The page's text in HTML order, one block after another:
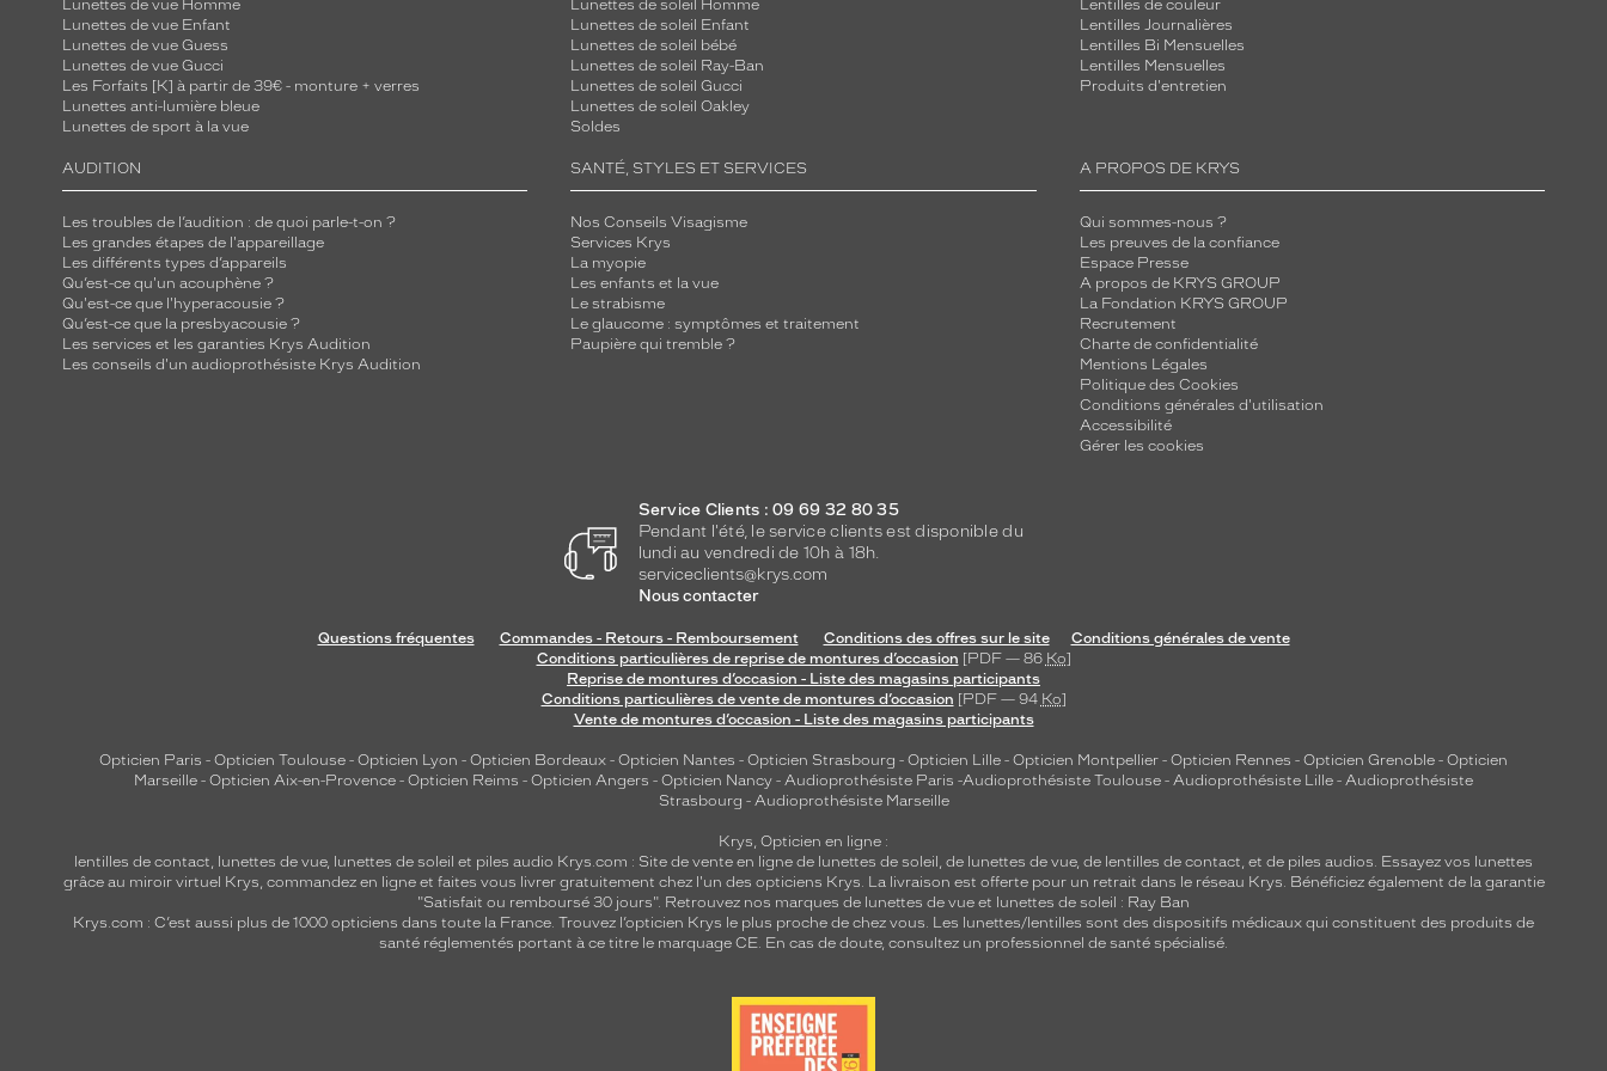
Lunettes de vue Homme
Lunettes de vue Enfant
Lunettes de vue Guess
Lunettes de vue Gucci
Les Forfaits [K] à partir de 39€ - monture + verres
Lunettes anti-lumière bleue
Lunettes de sport à la vue
Lunettes de soleil Homme
Lunettes de soleil Enfant
Lunettes de soleil bébé
Lunettes de soleil Ray-Ban
Lunettes de soleil Gucci
Lunettes de soleil Oakley
Soldes
Lentilles de couleur
Lentilles Journalières
Lentilles Bi Mensuelles
Lentilles Mensuelles
Produits d'entretien
AUDITION
Les troubles de l’audition : de quoi parle-t-on ?
Les grandes étapes de l'appareillage
Les différents types d’appareils
Qu’est-ce qu'un acouphène ?
Qu'est-ce que l'hyperacousie ?
Qu’est-ce que la presbyacousie ?
Les services et les garanties Krys Audition
Les conseils d'un audioprothésiste Krys Audition
SANTÉ, STYLES ET SERVICES
Nos Conseils Visagisme
Services Krys
La myopie
Les enfants et la vue
Le strabisme
Le glaucome : symptômes et traitement
Paupière qui tremble ?
A PROPOS DE KRYS
Qui sommes-nous ?
Les preuves de la confiance
Espace Presse
A propos de KRYS GROUP
La Fondation KRYS GROUP
Recrutement
Charte de confidentialité
Mentions Légales
Politique des Cookies
Conditions générales d'utilisation
Accessibilité
Gérer les cookies
Service Clients : 09 69 32 80 35
Pendant l'été, le service clients est disponible du
lundi au vendredi de 10h à 18h.
serviceclients@krys.com
Nous contacter
Questions fréquentes Commandes - Retours - Remboursement Conditions des offres sur le site
Conditions générales de vente
Conditions particulières de reprise de montures d’occasion [PDF — 86 Ko]
Reprise de montures d’occasion - Liste des magasins participants
Conditions particulières de vente de montures d’occasion [PDF — 94 Ko]
Vente de montures d’occasion - Liste des magasins participants
Opticien Paris - Opticien Toulouse - Opticien Lyon - Opticien Bordeaux - Opticien Nantes - Opticien Strasbourg - Opticien Lille - Opticien Montpellier - Opticien Rennes - Opticien Grenoble - Opticien
Marseille - Opticien Aix-en-Provence - Opticien Reims - Opticien Angers - Opticien Nancy - Audioprothésiste Paris -Audioprothésiste Toulouse - Audioprothésiste Lille - Audioprothésiste
Strasbourg - Audioprothésiste Marseille
Krys, Opticien en ligne :
lentilles de contact, lunettes de vue, lunettes de soleil et piles audio Krys.com : Site de vente en ligne de lunettes de soleil, de lunettes de vue, de lentilles de contact, et de piles audios. Essayez vos lunettes
grâce au miroir virtuel Krys, commandez en ligne et faites vous livrer gratuitement chez l'un des opticiens Krys. La livraison est offerte pour un retrait dans le réseau Krys. Bénéficiez également de la garantie
"Satisfait ou remboursé 30 jours". Retrouvez nos marques de lunettes de vue et lunettes de soleil : Ray Ban
Krys.com : C’est aussi plus de 1000 opticiens dans toute la France. Trouvez l’opticien Krys le plus proche de chez vous. Les lunettes/lentilles sont des dispositifs médicaux qui constituent des produits de
santé réglementés portant à ce titre le marquage CE. En cas de doute, consultez un professionnel de santé spécialisé.